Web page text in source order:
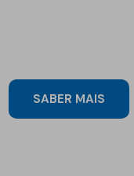
SABER MAIS